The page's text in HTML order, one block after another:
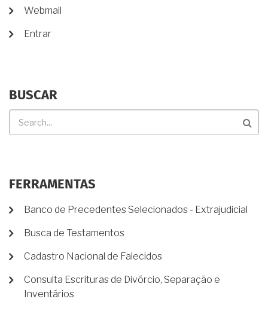
DE Webmail
Entrar
BUSCAR
FERRAMENTAS
Banco de Precedentes Selecionados - Extrajudicial
Busca de Testamentos
Cadastro Nacional de Falecidos
Consulta Escrituras de Divórcio, Separação e
Inventários